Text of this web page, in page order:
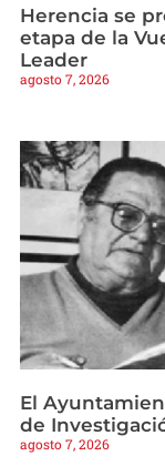
Herencia se
etapa de la
Leader
agosto 7, 2026
El
de
agosto 7, 2026